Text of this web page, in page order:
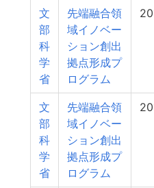
文
部
科
学
省
先端融合領
域イノベー
ション創出
拠点形成プ
ログラム
文
部
科
学
省
先端融合領
域イノベー
ション創出
拠点形成プ
ログラム